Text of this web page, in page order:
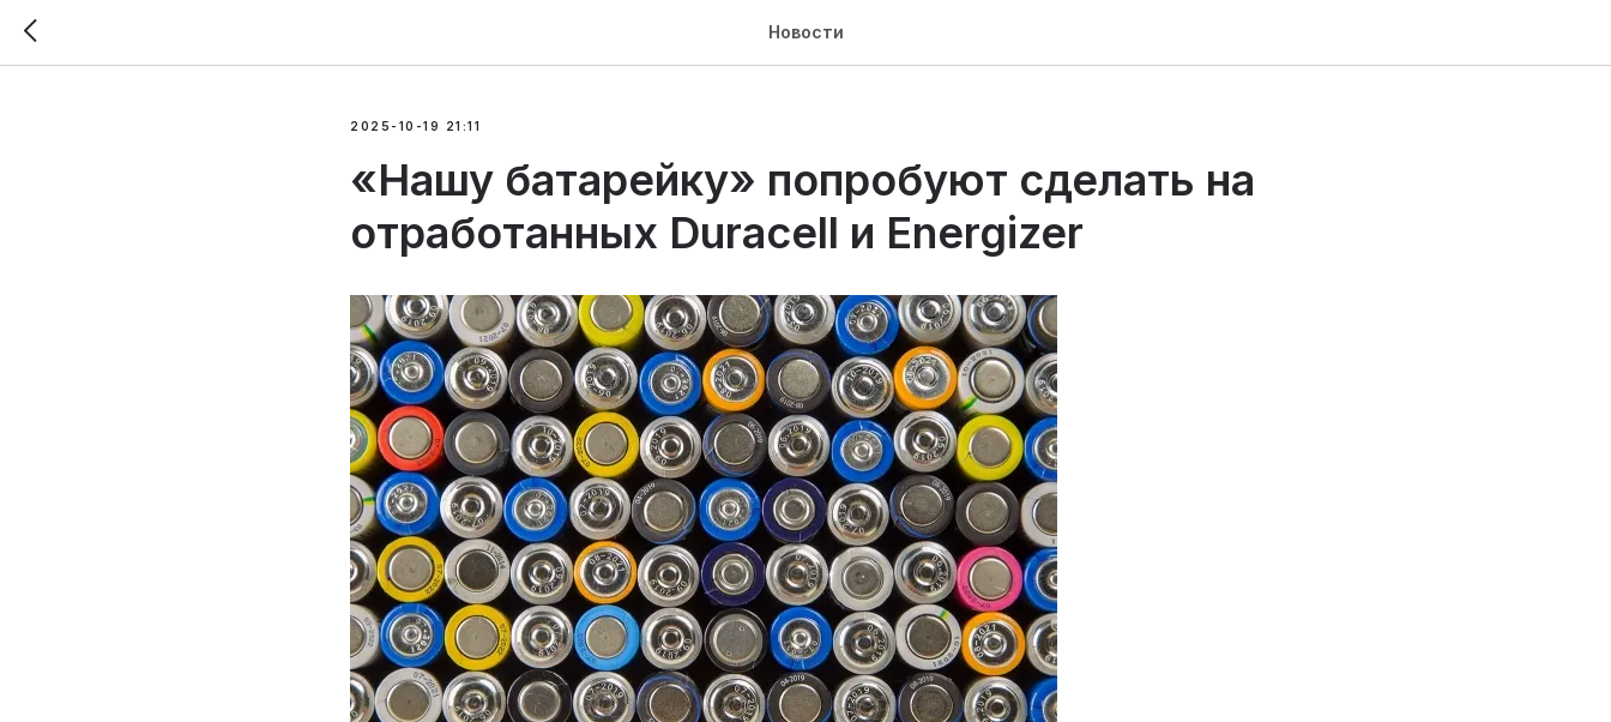
Новости
2025-10-19 21:11
«Нашу батарейку» попробуют cделать на
отработанных Duracell и Energizer